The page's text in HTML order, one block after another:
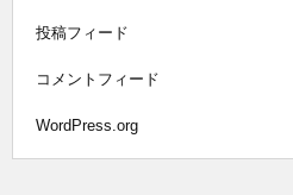
投稿フィード
コメントフィード
WordPress.org